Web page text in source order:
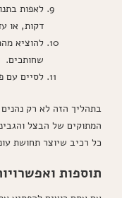
דקות, או
להוציא
שחותכים.
לסיים עם
בתהליך הזה לא רק
המתוקים של הבצל
כל רכיב שיוצר תחושת
תוספות